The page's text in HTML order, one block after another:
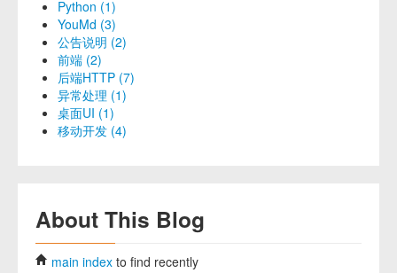
Python (1)
YouMd (3)
公告说明 (2)
前端 (2)
后端HTTP (7)
异常处理 (1)
桌面UI (1)
移动开发 (4)
About This Blog
main index to find recently